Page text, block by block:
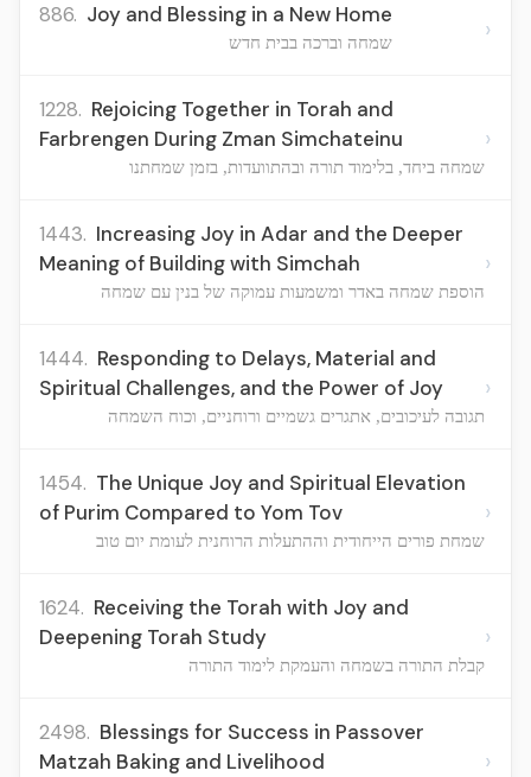
886. Joy and Blessing in a New Home
שמחה וברכה בבית חדש ›
1228. Rejoicing Together in Torah and
Farbrengen During Zman Simchateinu
שמחה ביחד, בלימוד תורה ובהתוועדות, בזמן שמחתנו
›
1443. Increasing Joy in Adar and the Deeper
Meaning of Building with Simchah
הוספת שמחה באדר ומשמעות עמוקה של בנין עם שמחה
›
1444. Responding to Delays, Material and
Spiritual Challenges, and the Power of Joy
תגובה לעיכובים, אתגרים גשמיים ורוחניים, וכוח השמחה
›
1454. The Unique Joy and Spiritual Elevation
of Purim Compared to Yom Tov
שמחת פורים הייחודית וההתעלות הרוחנית לעומת יום טוב
›
1624. Receiving the Torah with Joy and
Deepening Torah Study
קבלת התורה בשמחה והעמקת לימוד התורה
›
2498. Blessings for Success in Passover
Matzah Baking and Livelihood
›